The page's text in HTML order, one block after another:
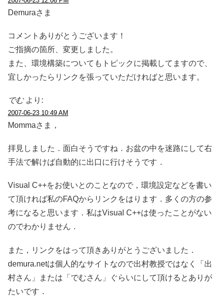
Demuraさま
コメントありがとうございます！
ご指摘の箇所、変更しました。
また、環境構築についてもトピックに掲載してますので、
宜しかったらリンクを張っていただければと思います。
でむ より:
2007-06-23 10:49 AM
Mommaさま，
拝見しました．面白そうですね．お盆の中を迷路にして右
手法で解けば自動的に出口に行けそうです．
Visual C++をお使いとのことなので，環境設定などを書い
て頂ければ私のFAQからリンクをはります．多くの方の参
考になると思います．私はVisual C++は使ったことがない
のでわかりません．
また，リンクをはって頂きありがとうございました．
demura.netは個人的なサイトなので出村教授ではなく「出
村さん」または「でむさん」ぐらいにして頂けるとありが
たいです．